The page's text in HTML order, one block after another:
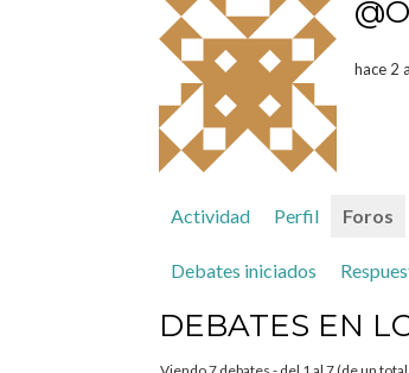
hace 2
Actividad Perfil Foros
Debates iniciados
DEBATES EN